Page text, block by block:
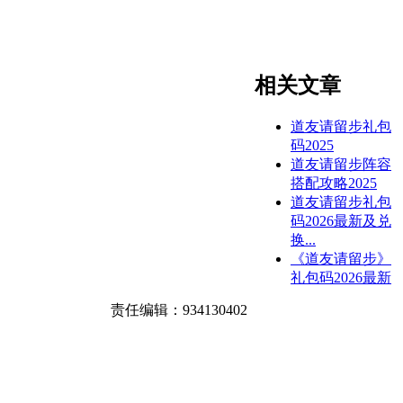
责任编辑：934130402
相关文章
道友请留步礼包
码2025
道友请留步阵容
搭配攻略2025
道友请留步礼包
码2026最新及兑
换...
《道友请留步》
礼包码2026最新